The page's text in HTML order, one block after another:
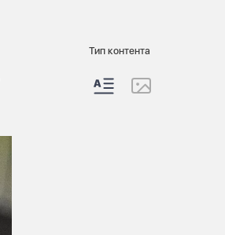
Тип контента